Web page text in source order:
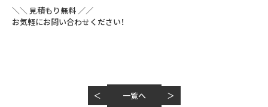
＼＼ 見積もり無料 ／／⁣
お気軽にお問い合わせください！⁣
＜ 一覧へ ＞